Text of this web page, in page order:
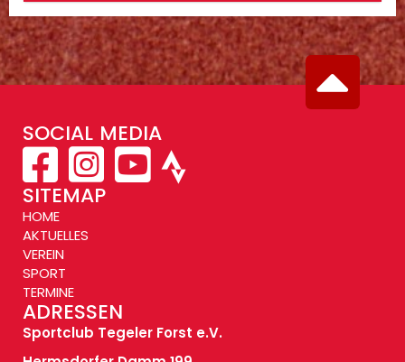
SOCIAL MEDIA
SITEMAP
HOME
AKTUELLES
VEREIN
SPORT
TERMINE
ADRESSEN
Sportclub Tegeler Forst e.V.